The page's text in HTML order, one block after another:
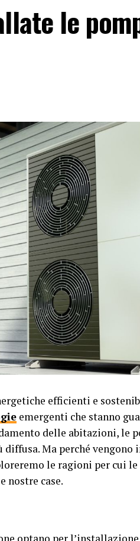
le
efficienti e
emergenti che stanno
delle abitazioni, le
Ma perché
le ragioni per cui
nostre case.
optano per